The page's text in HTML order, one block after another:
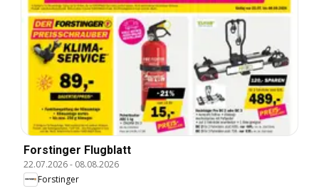
Forstinger Flugblatt
22.07.2026- 08.08.2026
Forstinger